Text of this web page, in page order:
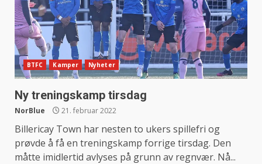
BTFC Kamper Nyheter
Ny treningskamp tirsdag
NorBlue 21. februar 2022
Billericay Town har nesten to ukers spillefri og
prøvde å få en treningskamp forrige tirsdag. Den
måtte imidlertid avlyses på grunn av regnvær. Nå...